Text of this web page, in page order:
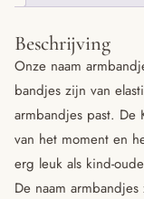
Beschrijving
Onze naam
bandjes zijn van
armbandjes past. De
van het moment en
erg leuk als kind-
De naam